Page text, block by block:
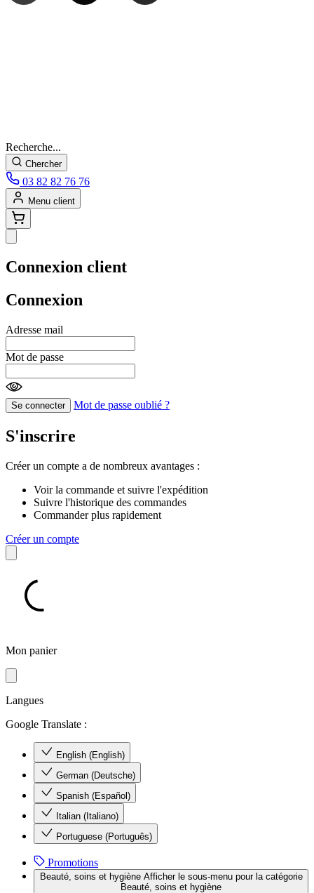
Recherche...
Chercher
03 82 82 76 76
Menu client
Connexion client
Connexion
Adresse mail
Mot de passe
Se connecter Mot de passe oublié ?
S'inscrire
Créer un compte a de nombreux avantages :
Voir la commande et suivre l'expédition
Suivre l'historique des commandes
Commander plus rapidement
Créer un compte
Mon panier
Langues
Google Translate :
English (English)
German (Deutsche)
Spanish (Español)
Italian (Italiano)
Portuguese (Português)
Promotions
Beauté, soins et hygiène Afficher le sous-menu pour la catégorie
Beauté, soins et hygiène